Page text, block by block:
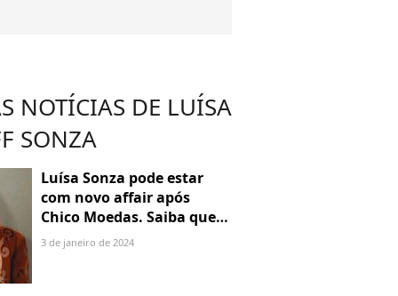
NOTÍCIAS DE LUÍSA
SONZA
Luísa Sonza pode estar
com novo affair após
Chico Moedas. Saiba quem
é Luís Ribeirinho
3 de janeiro de 2024